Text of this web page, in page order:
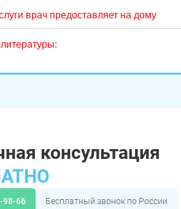
врач предоставляет на дому
консультация
98-66 Бесплатный звонок по России